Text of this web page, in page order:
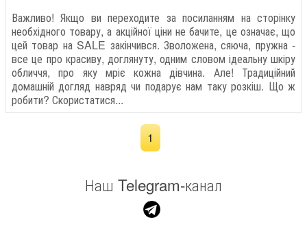
Важливо! Якщо ви переходите за посиланням на сторінку
необхідного товару, а акційної ціни не бачите, це означає, що
цей товар на SALE закінчився. Зволожена, сяюча, пружна -
все це про красиву, доглянуту, одним словом ідеальну шкіру
обличчя, про яку мріє кожна дівчина. Але! Традиційний
домашній догляд навряд чи подарує нам таку розкіш. Що ж
робити? Скористатися...
1
Наш Telegram-канал